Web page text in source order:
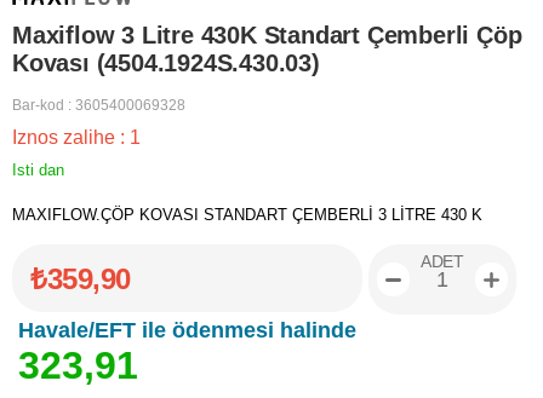
Maxiflow 3 Litre 430K Standart Çemberli Çöp
Kovası (4504.1924S.430.03)
Bar-kod : 3605400069328
Iznos zalihe : 1
Isti dan
MAXIFLOW.ÇÖP KOVASI STANDART ÇEMBERLİ 3 LİTRE 430 K
₺359,90
Havale/EFT ile ödenmesi halinde
323,91
ADET